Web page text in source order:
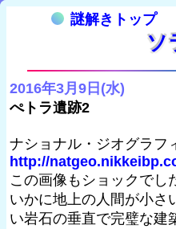
謎解きトップ
ソ
2016年3月9日(水)
ぺトラ遺跡2
ナショナル・ジオグラフ
http://
この画像もショックでし
いかに地上の人間が小さ
い岩石の垂直で完璧な建